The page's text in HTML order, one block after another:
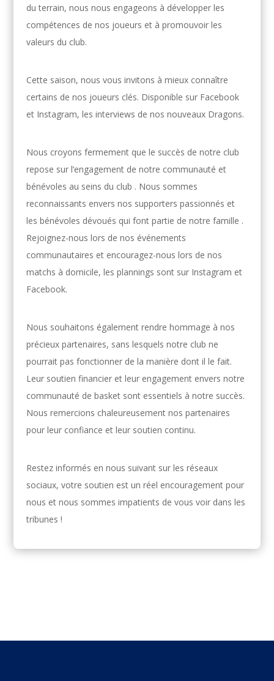
du terrain, nous nous engageons à développer les
compétences de nos joueurs et à promouvoir les
valeurs du club.
Cette saison, nous vous invitons à mieux connaître
certains de nos joueurs clés. Disponible sur Facebook
et Instagram, les interviews de nos nouveaux Dragons.
Nous croyons fermement que le succès de notre club
repose sur l’engagement de notre communauté et
bénévoles au seins du club . Nous sommes
reconnaissants envers nos supporters passionnés et
les bénévoles dévoués qui font partie de notre famille .
Rejoignez-nous lors de nos événements
communautaires et encouragez-nous lors de nos
matchs à domicile, les plannings sont sur Instagram et
Facebook.
Nous souhaitons également rendre hommage à nos
précieux partenaires, sans lesquels notre club ne
pourrait pas fonctionner de la manière dont il le fait.
Leur soutien financier et leur engagement envers notre
communauté de basket sont essentiels à notre succès.
Nous remercions chaleureusement nos partenaires
pour leur confiance et leur soutien continu.
Restez informés en nous suivant sur les réseaux
sociaux, votre soutien est un réel encouragement pour
nous et nous sommes impatients de vous voir dans les
tribunes !